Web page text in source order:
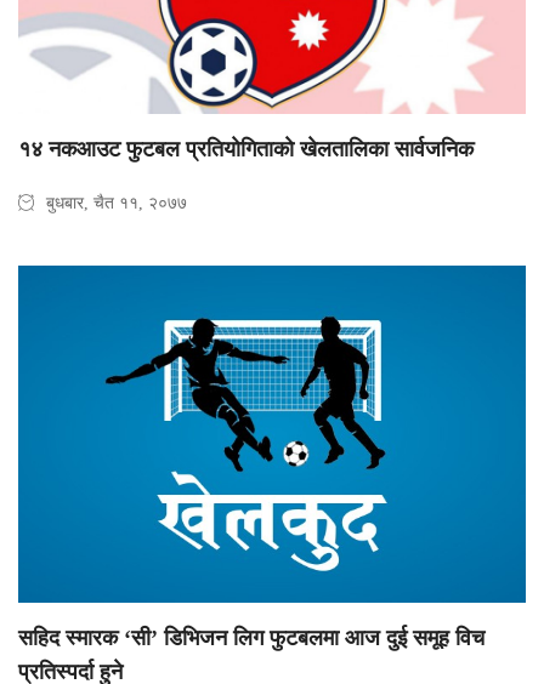
१४ नकआउट फुटबल प्रतियाेगिताकाे खेलतालिका सार्वजनिक
बुधबार, चैत ११, २०७७
सहिद स्मारक ‘सी’ डिभिजन लिग फुटबलमा आज दुई समूह विच
प्रतिस्पर्दा हुने